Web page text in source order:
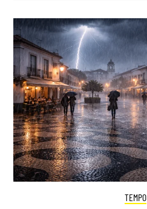
TEMPO